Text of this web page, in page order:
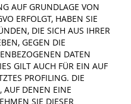
AUF GRUNDLAGE VON
ERFOLGT, HABEN SIE
DIE SICH AUS IHRER
GEGEN DIE
DATEN
GILT AUCH FÜR EIN AUF
PROFILING. DIE
AUF DENEN EINE
SIE DIESER